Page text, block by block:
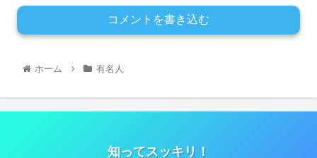
コメントを書き込む
ホーム 有名人
知ってスッキリ！